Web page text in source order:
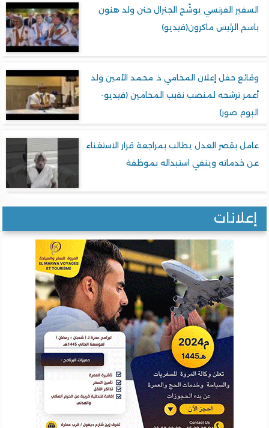
السفير الفرنسي يوشّح الجنرال حنن ولد هنون
باسم الرئيس ماكرون(فيديو)
وقائع حفل إعلان المحامي ذ. محمد الأمين ولد
أعمر ترشحه لمنصب نقيب المحامين (فيديو-
البوم صور)
عامل بقصر العدل يطالب بمراجعة قرار الاستغناء
عن خدماته وينفي استبداله بموظفة
إعلانات